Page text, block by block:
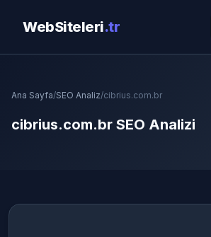
WebSiteleri.tr
Ana Sayfa/SEO Analiz/cibrius.com.br
cibrius.com.br SEO Analizi